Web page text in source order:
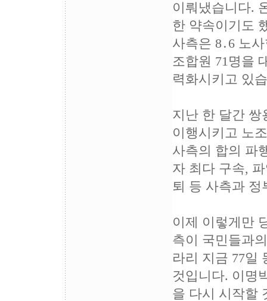
이뤄냈습니다.
한 약속이기도
사측은 8․6 노
조합원 71명을
력화시키고 있
지난 한 달간 쌍
이행시키고 노
사측의 합의 파
자 최다 구속,
퇴 등 사측과 정
이제 이렇게만
측이 국민들과
라리 지금 77일
것입니다. 이명
을 다시 시작할